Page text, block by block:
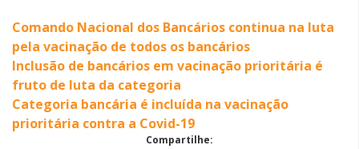
Comando Nacional dos Bancários continua na luta
pela vacinação de todos os bancários
Inclusão de bancários em vacinação prioritária é
fruto de luta da categoria
Categoria bancária é incluída na vacinação
prioritária contra a Covid-19
Compartilhe: